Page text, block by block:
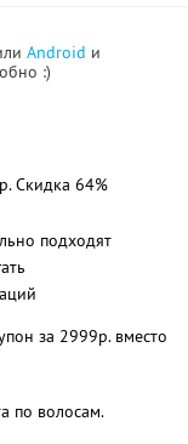
Android и
:)
Скидка 64%
подходят
за 2999р. вместо
по волосам.